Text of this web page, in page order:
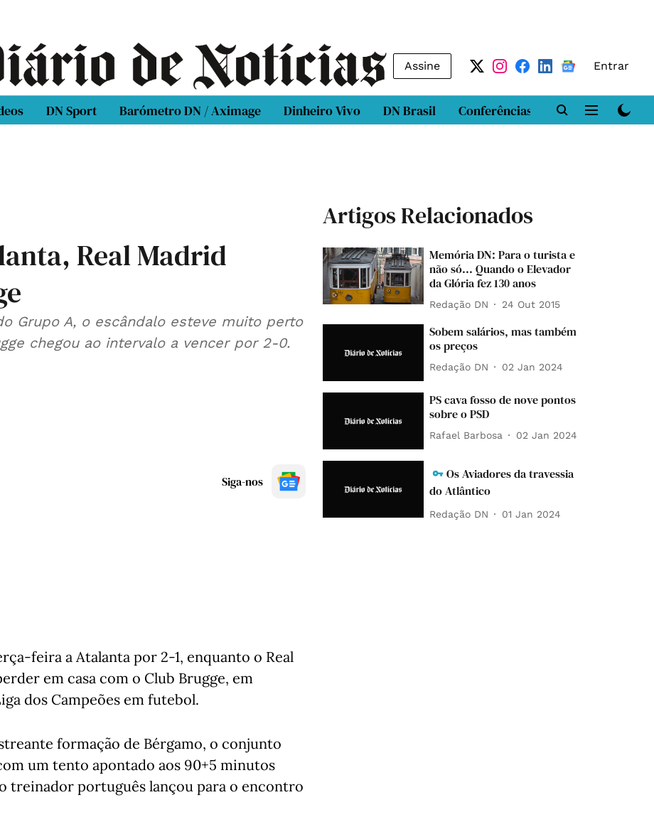
Assine Entrar
DN Sport Barómetro DN / Aximage Dinheiro Vivo DN Brasil Conferências DN LAB
Real Madrid
Grupo A, o escândalo esteve muito perto
chegou ao intervalo a vencer por 2-0.
Siga-nos
feira a Atalanta por 2-1, enquanto o Real
em casa com o Club Brugge, em
dos Campeões em futebol.
formação de Bérgamo, o conjunto
um tento apontado aos 90+5 minutos
treinador português lançou para o encontro
Artigos Relacionados
Memória DN: Para o turista e
não só... Quando o Elevador
da Glória fez 130 anos
Redação DN 24 Out 2015
Sobem salários, mas também
os preços
Redação DN 02 Jan 2024
PS cava fosso de nove pontos
sobre o PSD
Rafael Barbosa 02 Jan 2024
Os Aviadores da travessia
do Atlântico
Redação DN 01 Jan 2024